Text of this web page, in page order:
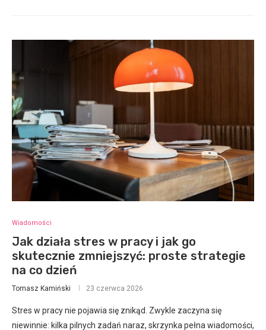
Wiadomości
Jak działa stres w pracy i jak go
skutecznie zmniejszyć: proste strategie
na co dzień
Tomasz Kamiński 23 czerwca 2026
Stres w pracy nie pojawia się znikąd. Zwykle zaczyna się
niewinnie: kilka pilnych zadań naraz, skrzynka pełna wiadomości,